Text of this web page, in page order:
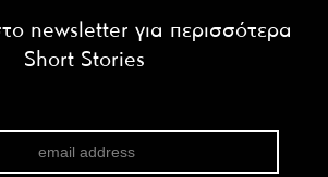
newsletter για περισσότερα
Short Stories